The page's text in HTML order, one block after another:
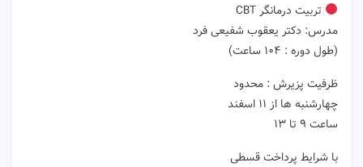
تربیت درمانگر CBT
مدرس: دکتر یعقوب شفیعی فرد
(طول دوره : ١٠۴ ساعت)
ظرفیت پزیرش : محدود
چهارشنبه ها از ۱۱ اسفند
ساعت ۹ تا ۱۳
با شرایط پرداخت قسطی